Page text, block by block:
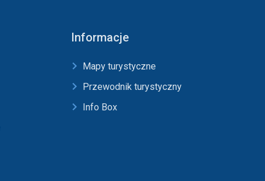
Informacje
Mapy turystyczne
Przewodnik turystyczny
Info Box